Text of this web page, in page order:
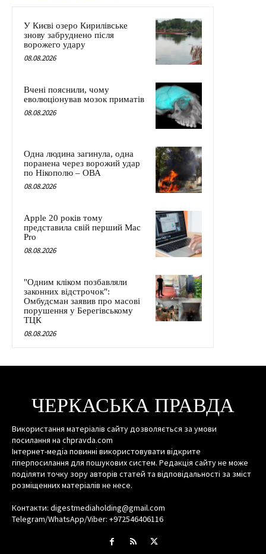
У Києві озеро Кирилівське
знову забруднено після
ворожего удару
08.08.2026
Вчені пояснили, чому
еволюціонував мозок приматів
08.08.2026
Одна людина загинула, одна
поранена через ворожий удар
по Нікополю – ОВА
08.08.2026
Apple 20 років тому
представила свій перший Mac
Pro
08.08.2026
"Одним кліком позбавляли
законних відстрочок":
Омбудсман заявив про масові
порушення у Берегівському
ТЦК
08.08.2026
ЧЕРКАСЬКА ПРАВДА
Використання матеріалів сайту дозволяється за умови
посилання на chpravda.com
Інтернет-медіа повинні використовувати відкрите
гіперпосилання для пошукових систем. Редакція сайту не може
поділяти точку зору авторів статей та відповідальності за зміст
розміщенних матеріалів не несе.
Контакти: digestmediaholding@gmail.com
Telegram/WhatsApp/Viber: +972546406116